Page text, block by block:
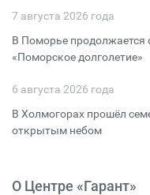
7 августа 2026 года
В Поморье продолжается
«Поморское долголетие»
6 августа 2026 года
В Холмогорах прошёл
открытым небом
О Центре «Гарант»